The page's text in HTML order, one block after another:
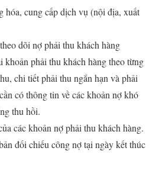
hóa, cung cấp dịch vụ (nội địa, xuất
dõi nợ phải thu khách hàng
khoản phải thu khách hàng theo từng
chi tiết phải thu ngắn hạn và phải
có thông tin về các khoản nợ khó
thu hồi.
các khoản nợ phải thu khách hàng.
đối chiếu công nợ tại ngày kết thúc